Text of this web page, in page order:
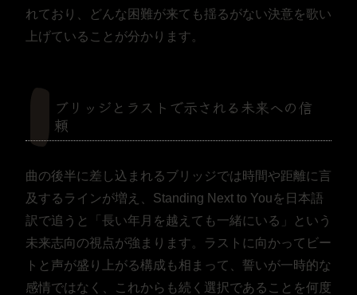
れており、どんな困難が来ても揺るがない決意を歌い
上げていることが分かります。
ブリッジとラストで示される未来への信
頼
曲の後半に差し込まれるブリッジでは時間や距離に言
及するラインが増え、Standing Next to Youを日本語
訳で追うと「長い年月を越えても一緒にいる」という
未来志向の視点が強まります。ラストに向かってビー
トと声が盛り上がる構成も相まって、誓いが一時的な
感情ではなく、これからも続く選択であることを何度